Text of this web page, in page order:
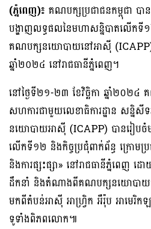
(ភ្នំពេញ)៖​ គណបក្សប្រជាជនកម្ពុជា ប
បង្ហាញលទ្ធផលនៃមហាសន្និបាតលើកទី
គណបក្សនយោបាយនៅអាស៊ី (ICAPP)
ឆ្នាំ២០២៤ នៅរាជធានីភ្នំពេញ។
នៅថ្ងៃទី២១-២៣ ខែវិច្ឆិកា ឆ្នាំ២០២
សហការជាមួយលេខាធិការដ្ឋាន សន្និសី
នយោបាយអាស៊ី (ICAPP) បានរៀបចំ
លើកទី១២ និងកិច្ចប្រជុំពាក់ព័ន្ធ ក្រោមប្រ
និងការផ្សះផ្សា» នៅរាជធានីភ្នំពេញ ដ
ដឹកនាំ និងតំណាងពីគណបក្សនយោបា
មកពីតំបន់អាស៊ី អាហ្វ្រិក អឺរ៉ុប អាមេរិក
ទូទាំងពិភពលោក៕